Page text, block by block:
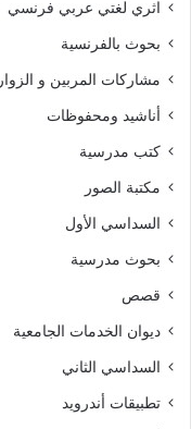
اثري لغتي عربي فرنسي
بحوث بالفرنسية
مشاركات المربين و الزوار
أناشيد ومحفوظات
كتب مدرسية
مكتبة الصور
السداسي الأول
بحوث مدرسية
قصص
ديوان الخدمات الجامعية
السداسي الثاني
تطبيقات أندرويد